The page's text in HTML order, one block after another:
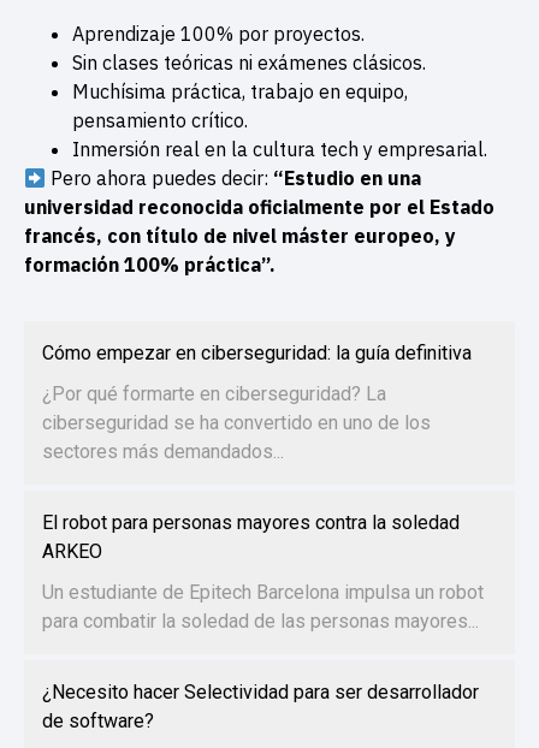
Aprendizaje 100% por proyectos.
Sin clases teóricas ni exámenes clásicos.
Muchísima práctica, trabajo en equipo,
pensamiento crítico.
Inmersión real en la cultura tech y empresarial.
Pero ahora puedes decir: “Estudio en una
universidad reconocida oficialmente por el Estado
francés, con título de nivel máster europeo, y
formación 100% práctica”.
Cómo empezar en ciberseguridad: la guía definitiva
¿Por qué formarte en ciberseguridad? La
ciberseguridad se ha convertido en uno de los
sectores más demandados...
El robot para personas mayores contra la soledad
ARKEO
Un estudiante de Epitech Barcelona impulsa un robot
para combatir la soledad de las personas mayores...
¿Necesito hacer Selectividad para ser desarrollador
de software?